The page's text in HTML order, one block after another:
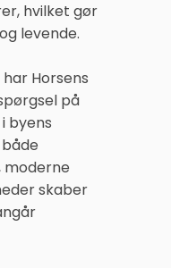
hvilket gør
levende.
Horsens
på
byens
moderne
skaber